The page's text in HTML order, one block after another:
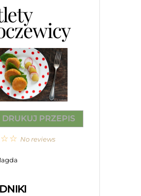
DRUKUJ PRZEPIS
☆
☆ No reviews